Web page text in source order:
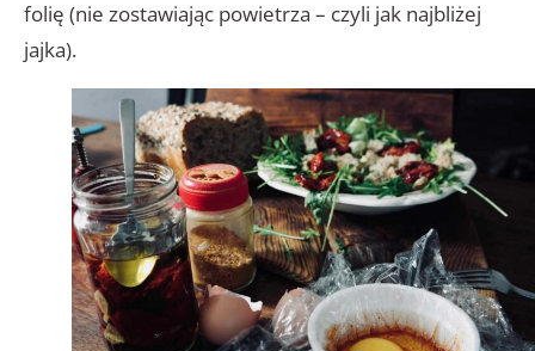
folię (nie zostawiając powietrza – czyli jak najbliżej
jajka).